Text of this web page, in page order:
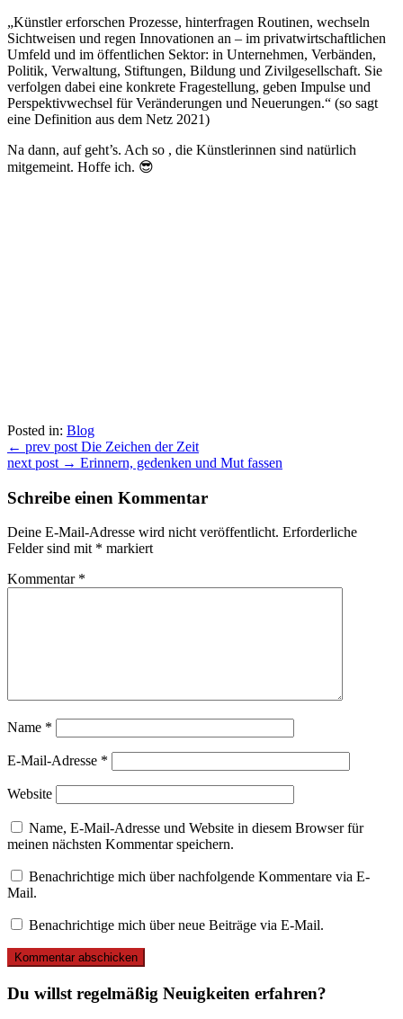
„Künstler erforschen Prozesse, hinterfragen Routinen, wechseln
Sichtweisen und regen Innovationen an – im privatwirtschaftlichen
Umfeld und im öffentlichen Sektor: in Unternehmen, Verbänden,
Politik, Verwaltung, Stiftungen, Bildung und Zivilgesellschaft. Sie
verfolgen dabei eine konkrete Fragestellung, geben Impulse und
Perspektivwechsel für Veränderungen und Neuerungen.“ (so sagt
eine Definition aus dem Netz 2021)
Na dann, auf geht’s. Ach so , die Künstlerinnen sind natürlich
mitgemeint. Hoffe ich. 😎
Posted in: Blog
Beitragsnavigation
← prev post Die Zeichen der Zeit
next post → Erinnern, gedenken und Mut fassen
Schreibe einen Kommentar
Deine E-Mail-Adresse wird nicht veröffentlicht. Erforderliche
Felder sind mit * markiert
Kommentar *
Name *
E-Mail-Adresse *
Website
Name, E-Mail-Adresse und Website in diesem Browser für
meinen nächsten Kommentar speichern.
Benachrichtige mich über nachfolgende Kommentare via E-
Mail.
Benachrichtige mich über neue Beiträge via E-Mail.
Du willst regelmäßig Neuigkeiten erfahren?